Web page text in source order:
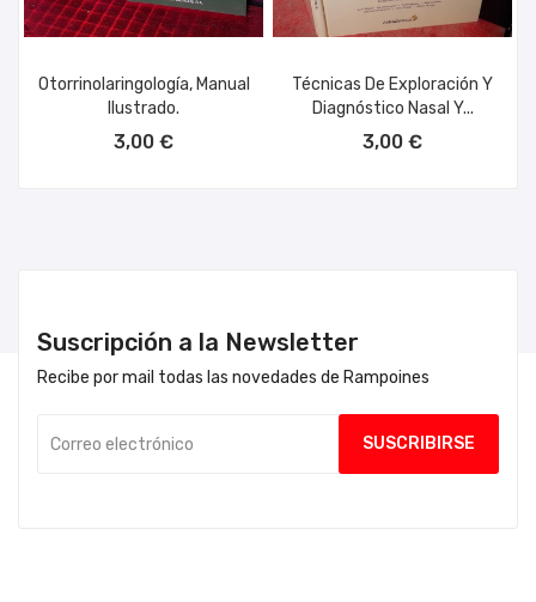
Otorrinolaringología, Manual
Ilustrado.
3,00 €
Técnicas De Exploración Y
Diagnóstico Nasal Y...
3,00 €
Suscripción a la Newsletter
Recibe por mail todas las novedades de Rampoines